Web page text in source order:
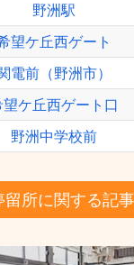
野洲駅
望ケ丘西ゲート
電前（野洲市）
望ケ丘西ゲート口
野洲中学校前
所に関する記事